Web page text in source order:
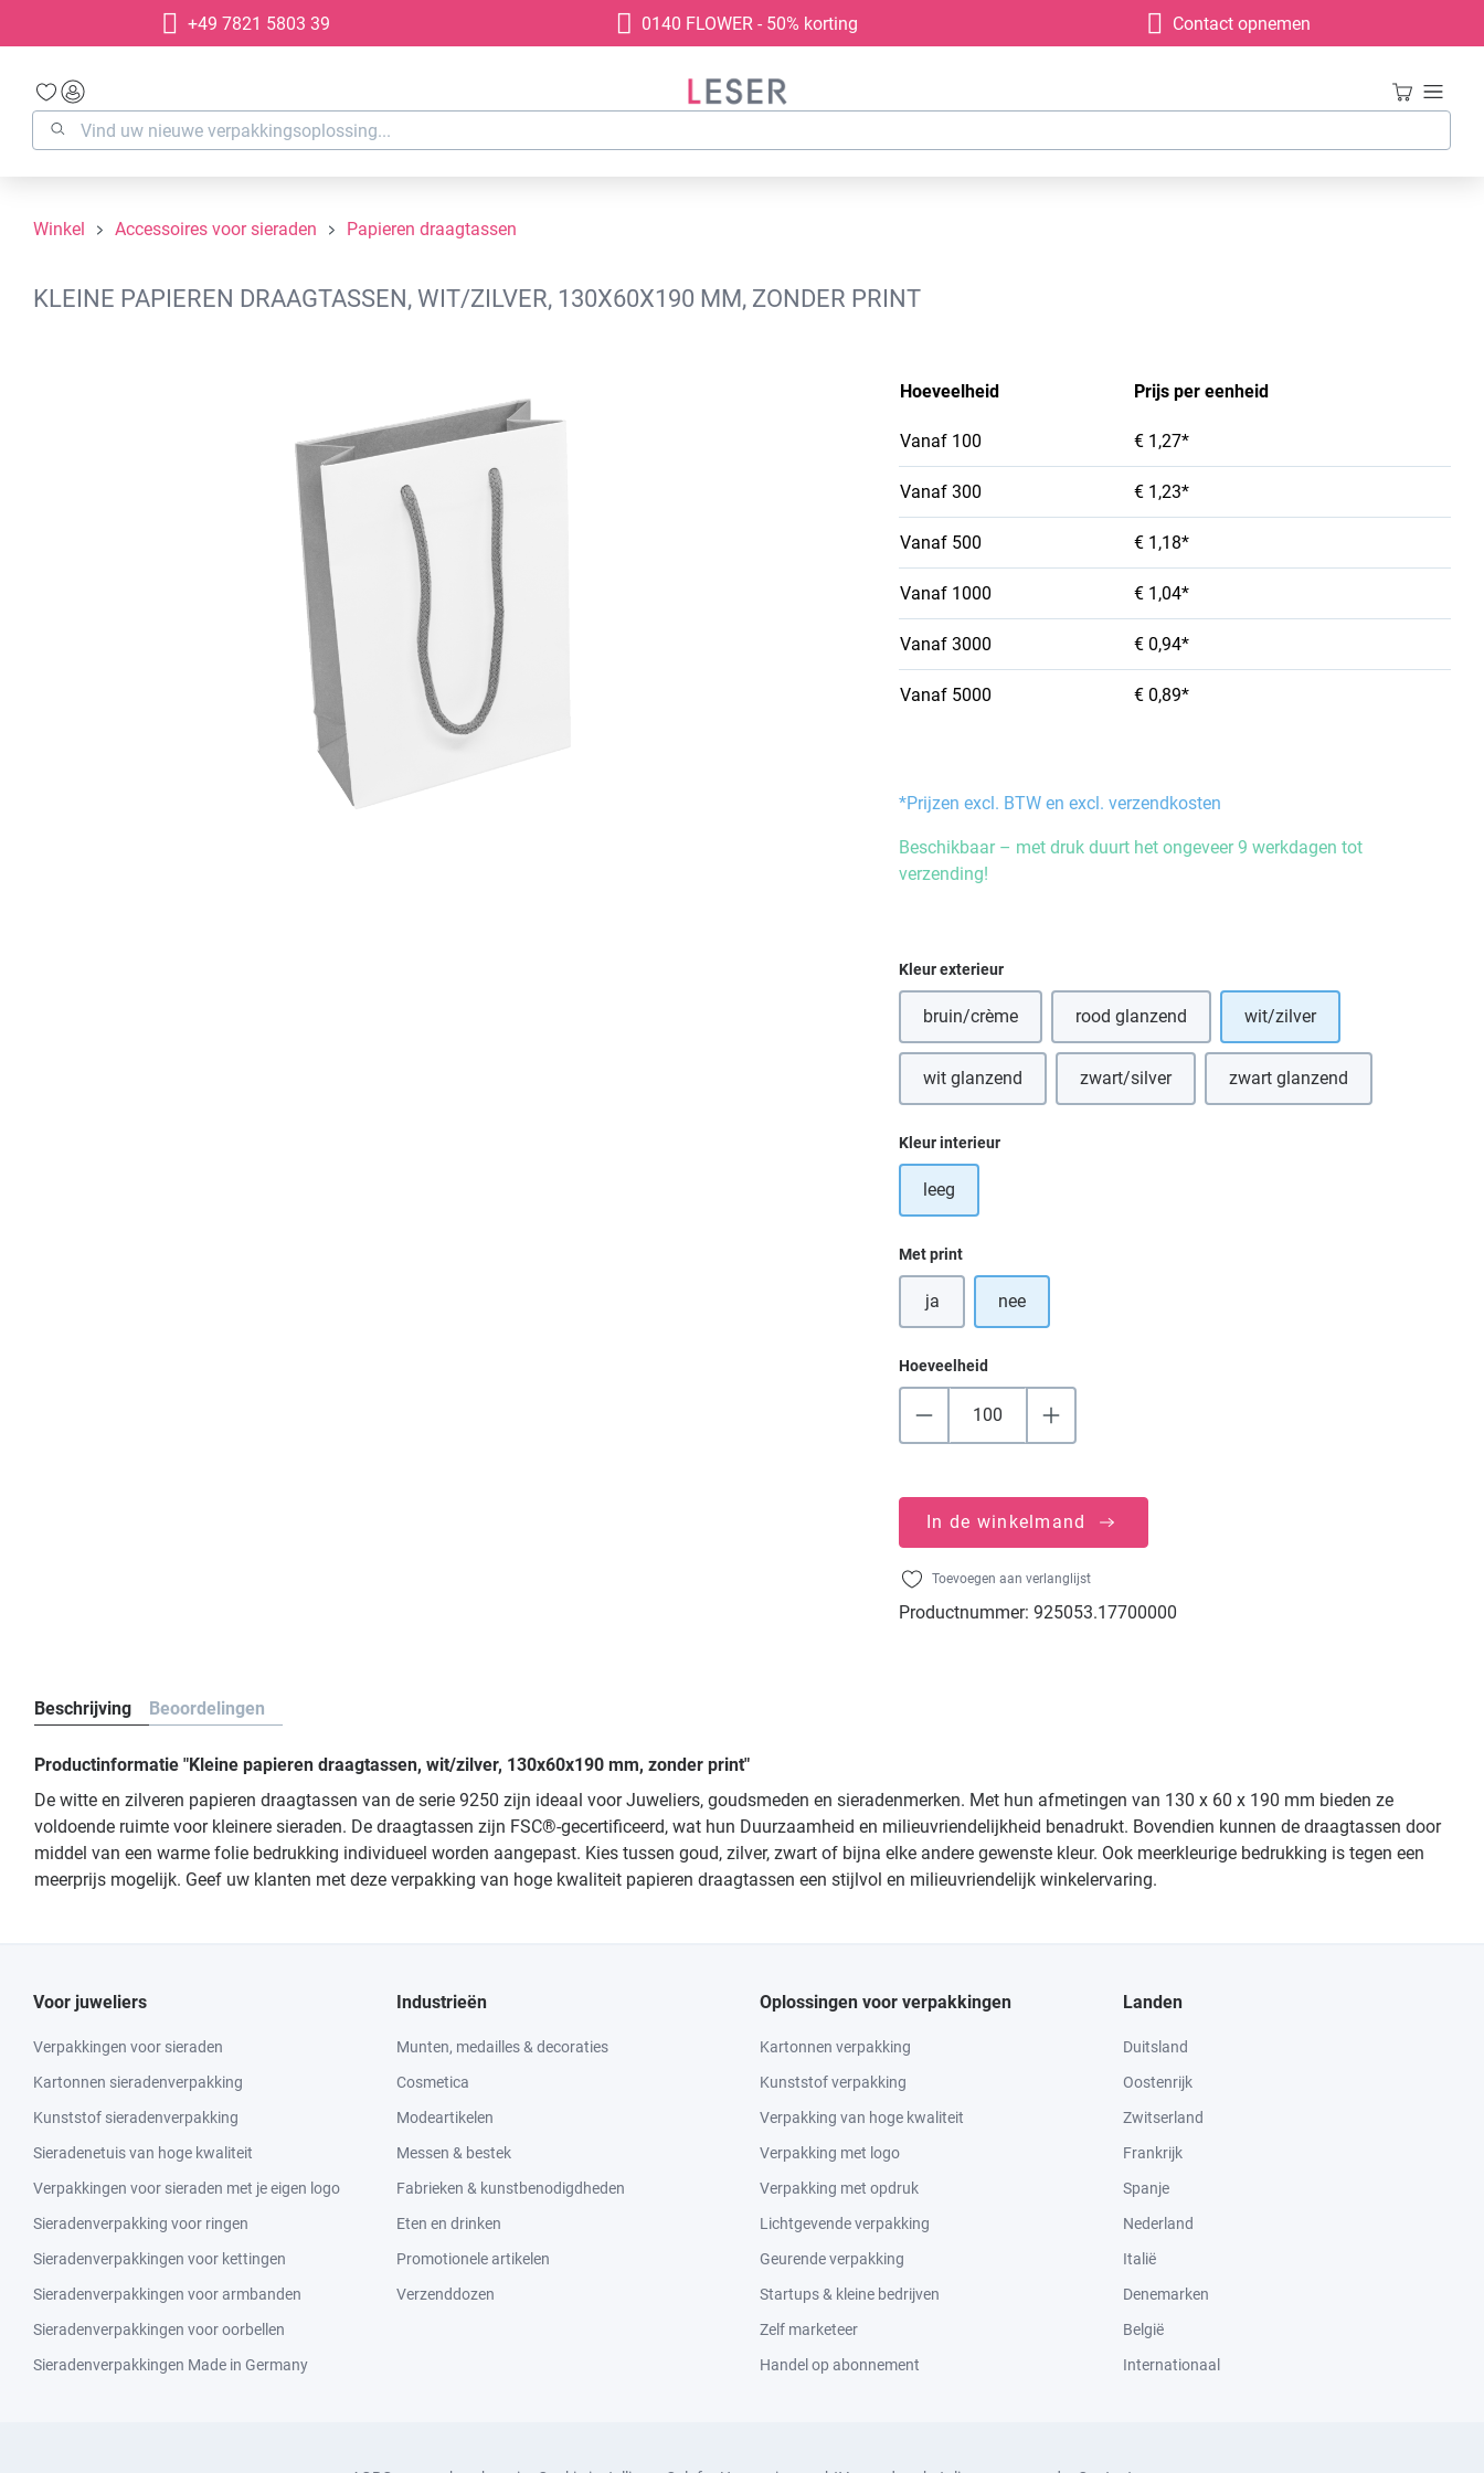
Ga naar de hoofdnavigatie
+49 7821 5803 39 0140 FLOWER - 50% korting Contact opnemen
Winkel Accessoires voor sieraden Papieren draagtassen
KLEINE PAPIEREN DRAAGTASSEN, WIT/ZILVER, 130X60X190 MM, ZONDER PRINT
Hoeveelheid Prijs per eenheid
Vanaf 100 € 1,27*
Vanaf 300 € 1,23*
Vanaf 500 € 1,18*
Vanaf 1000 € 1,04*
Vanaf 3000 € 0,94*
Vanaf 5000 € 0,89*
*Prijzen excl. BTW en excl. verzendkosten
Beschikbaar – met druk duurt het ongeveer 9 werkdagen tot
verzending!
Selecteer
Kleur exterieur
bruin/crème rood glanzend wit/zilver
wit glanzend zwart/silver zwart glanzend
Selecteer
Kleur interieur
leeg
Selecteer
Met print
ja nee
Hoeveelheid
In de winkelmand
Toevoegen aan verlanglijst
Productnummer: 925053.17700000
Beschrijving Beoordelingen
Productinformatie "Kleine papieren draagtassen, wit/zilver, 130x60x190 mm, zonder print"
De witte en zilveren papieren draagtassen van de serie 9250 zijn ideaal voor Juweliers, goudsmeden en sieradenmerken. Met hun afmetingen van 130 x 60 x 190 mm bieden ze
voldoende ruimte voor kleinere sieraden. De draagtassen zijn FSC®-gecertificeerd, wat hun Duurzaamheid en milieuvriendelijkheid benadrukt. Bovendien kunnen de draagtassen door
middel van een warme folie bedrukking individueel worden aangepast. Kies tussen goud, zilver, zwart of bijna elke andere gewenste kleur. Ook meerkleurige bedrukking is tegen een
meerprijs mogelijk. Geef uw klanten met deze verpakking van hoge kwaliteit papieren draagtassen een stijlvol en milieuvriendelijk winkelervaring.
Voor juweliers
Verpakkingen voor sieraden
Kartonnen sieradenverpakking
Kunststof sieradenverpakking
Sieradenetuis van hoge kwaliteit
Verpakkingen voor sieraden met je eigen logo
Sieradenverpakking voor ringen
Sieradenverpakkingen voor kettingen
Sieradenverpakkingen voor armbanden
Sieradenverpakkingen voor oorbellen
Sieradenverpakkingen Made in Germany
Industrieën
Munten, medailles & decoraties
Cosmetica
Modeartikelen
Messen & bestek
Fabrieken & kunstbenodigdheden
Eten en drinken
Promotionele artikelen
Verzenddozen
Oplossingen voor verpakkingen
Kartonnen verpakking
Kunststof verpakking
Verpakking van hoge kwaliteit
Verpakking met logo
Verpakking met opdruk
Lichtgevende verpakking
Geurende verpakking
Startups & kleine bedrijven
Zelf marketeer
Handel op abonnement
Landen
Duitsland
Oostenrijk
Zwitserland
Frankrijk
Spanje
Nederland
Italië
Denemarken
België
Internationaal